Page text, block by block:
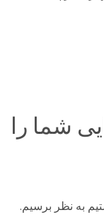
غذایی شما را
به نظر برسیم.